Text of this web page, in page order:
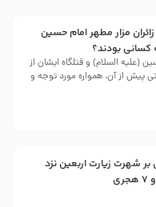
زائران مزار مطهر امام حسین
کسانی بودند؟
(علیه السلام) و قتلگاه ایشان از
پیش از آن، همواره مورد توجه و
شهرت زیارت اربعین نزد